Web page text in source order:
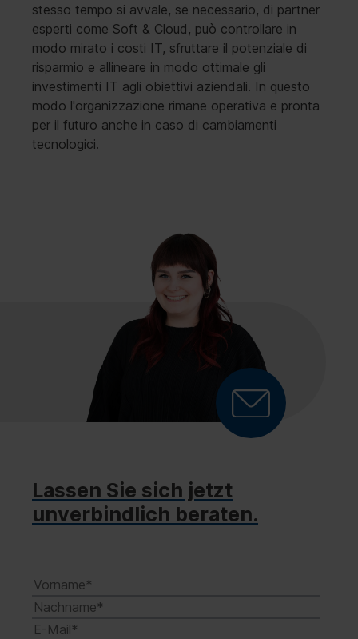
stesso tempo si avvale, se necessario, di partner
esperti come Soft & Cloud, può controllare in
modo mirato i costi IT, sfruttare il potenziale di
risparmio e allineare in modo ottimale gli
investimenti IT agli obiettivi aziendali. In questo
modo l'organizzazione rimane operativa e pronta
per il futuro anche in caso di cambiamenti
tecnologici.
Lassen Sie sich jetzt
unverbindlich beraten.